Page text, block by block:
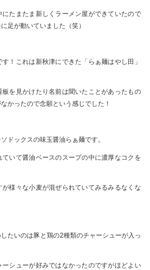
にたまたま新しくラーメン屋ができていたので
足が動いていました（笑）
！これは新秋津にできた「らぁ麺はやし田」
を見かけたり名前は聞いたことがあったもの
かったので念願という感じでした！
ドックスの味玉醤油らぁ麺です。
いて醤油ベースのスープの中に濃厚なコクを
様々な小麦が混ぜられていてみるみるなくな
たいのは豚と鶏の2種類のチャーシューが入っ
シューが好みではなかったのですがほどよい